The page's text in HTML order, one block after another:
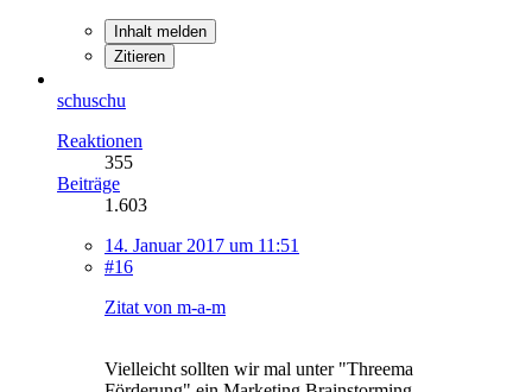
Inhalt melden
Zitieren
schuschu
Reaktionen
355
Beiträge
1.603
14. Januar 2017 um 11:51
#16
Zitat von m-a-m
Vielleicht sollten wir mal unter "Threema